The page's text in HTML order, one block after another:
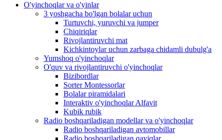
O'yinchoqlar va o'yinlar
3 yoshgacha bo'lgan bolalar uchun
Turtuvchi, yuruvchi va jumper
Chiqiriqlar
Rivojlantiruvchi mat
Kichkintoylar uchun zarbaga chidamli dubulg'a
Yumshoq o'yinchoqlar
O'quv va rivojlantiruvchi o'yinchoqlar
Bizibordlar
Sorter Montessorlar
Bolalar piramidalari
Interaktiv o'yinchoqlar Alfavit
Kubik rubik
Radio boshqariladigan modellar va o'yinchoqlar
Radio boshqariladigan avtomobillar
Radio boshqariladigan qayiqlar